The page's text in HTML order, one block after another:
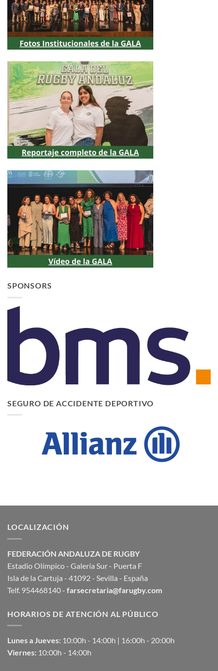
SPONSORS
SEGURO DE ACCIDENTE DEPORTIVO
LOCALIZACIÓN
FEDERACIÓN ANDALUZA DE RUGBY
Estadio Olímpico - Galería Sur - Puerta F
Isla de la Cartuja - 41092 - Sevilla - España
Telf. 954468140 - farsecretaria@farugby.com
HORARIOS DE ATENCIÓN AL PÚBLICO
Lunes a Jueves: 10:00h - 14:00h | 16:00h - 20:00h
Viernes: 10:00h - 14:00h